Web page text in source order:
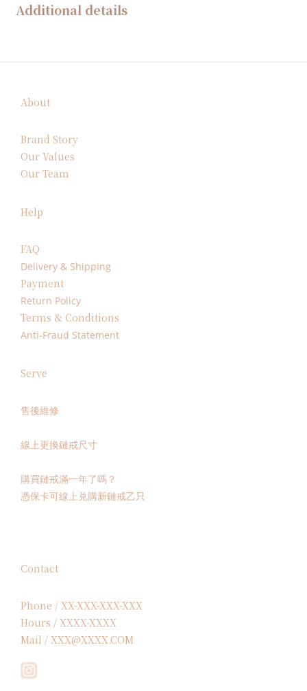
Additional details
About
Brand Story
Our Values
Our Team
Help
FAQ
Delivery & Shipping
Payment
Return Policy
Terms & Conditions
Anti-Fraud Statement
Serve
售後維修
線上更換鏈戒尺寸
購買鏈戒滿一年了嗎？
憑保卡可線上兑購新鏈戒乙只
Contact
Phone / XX-XXX-XXX-XXX
Hours / XXXX-XXXX
Mail / XXX@XXXX.COM